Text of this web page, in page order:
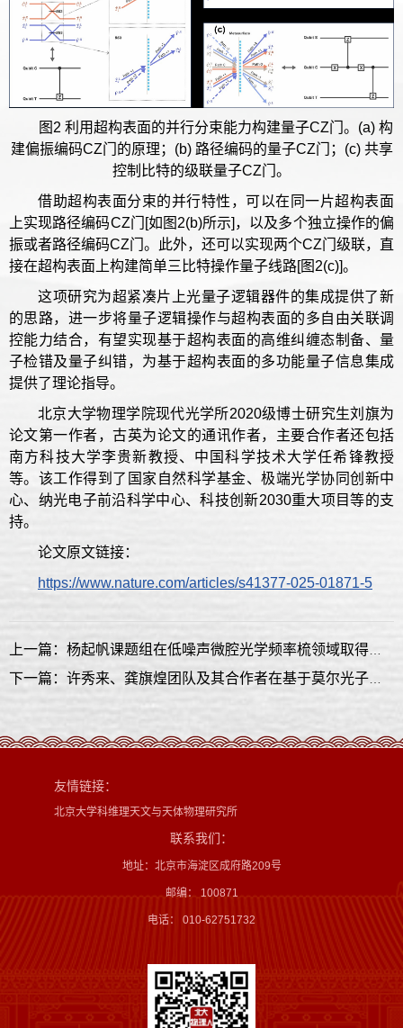
图2 利用超构表面的并行分束能力构建量子CZ门。(a) 构
建偏振编码CZ门的原理；(b) 路径编码的量子CZ门；(c) 共享
控制比特的级联量子CZ门。
借助超构表面分束的并行特性，可以在同一片超构表面
上实现路径编码CZ门[如图2(b)所示]，以及多个独立操作的偏
振或者路径编码CZ门。此外，还可以实现两个CZ门级联，直
接在超构表面上构建简单三比特操作量子线路[图2(c)]。
这项研究为超紧凑片上光量子逻辑器件的集成提供了新
的思路，进一步将量子逻辑操作与超构表面的多自由关联调
控能力结合，有望实现基于超构表面的高维纠缠态制备、量
子检错及量子纠错，为基于超构表面的多功能量子信息集成
提供了理论指导。
北京大学物理学院现代光学所2020级博士研究生刘旗为
论文第一作者，古英为论文的通讯作者，主要合作者还包括
南方科技大学李贵新教授、中国科学技术大学任希锋教授
等。该工作得到了国家自然科学基金、极端光学协同创新中
心、纳光电子前沿科学中心、科技创新2030重大项目等的支
持。
论文原文链接：
https://www.nature.com/articles/s41377-025-01871-5
友情链接：
北京大学科维理天文与天体物理研究所
联系我们：
地址：北京市海淀区成府路209号
邮编： 100871
电话： 010-62751732